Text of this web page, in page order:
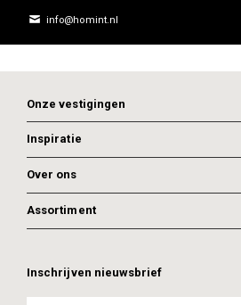
info@homint.nl
Onze vestigingen
Inspiratie
Over ons
Assortiment
Inschrijven nieuwsbrief